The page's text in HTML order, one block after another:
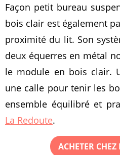
Façon petit bureau
bois clair est également
proximité du lit. Son
deux équerres en métal
le module en bois clair.
une calle pour tenir les
ensemble équilibré et
La Redoute.
ACHETER